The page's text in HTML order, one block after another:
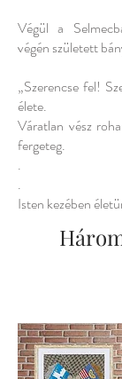
Végül a
végén született
„Szerencse fel!
élete.
Váratlan vész
fergeteg.
.
.
Isten kezében